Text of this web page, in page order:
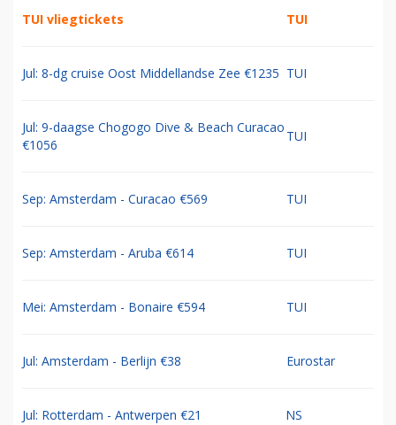
TUI vliegtickets TUI
Jul: 8-dg cruise Oost Middellandse Zee €1235 TUI
Jul: 9-daagse Chogogo Dive & Beach Curacao
€1056
TUI
Sep: Amsterdam - Curacao €569 TUI
Sep: Amsterdam - Aruba €614 TUI
Mei: Amsterdam - Bonaire €594 TUI
Jul: Amsterdam - Berlijn €38 Eurostar
Jul: Rotterdam - Antwerpen €21 NS